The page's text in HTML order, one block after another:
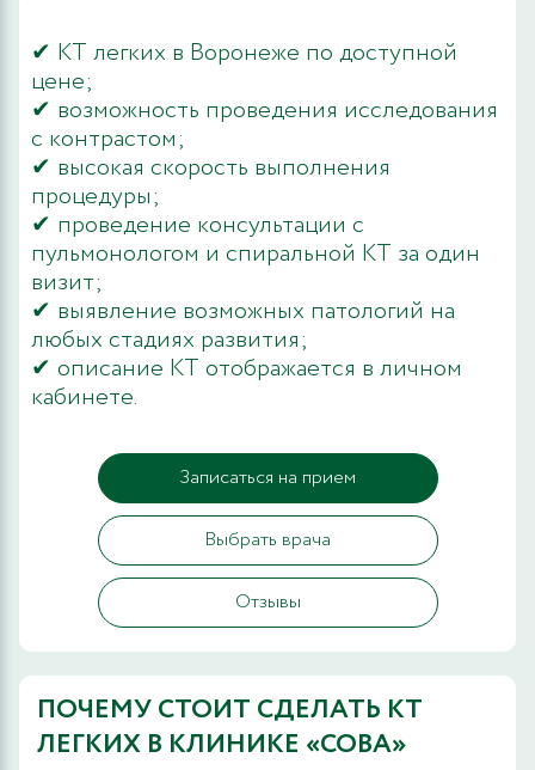
✔ КТ легких в Воронеже по доступной
цене;
✔ возможность проведения исследования
с контрастом;
✔ высокая скорость выполнения
процедуры;
✔ проведение консультации с
пульмонологом и спиральной КТ за один
визит;
✔ выявление возможных патологий на
любых стадиях развития;
✔ описание КТ отображается в личном
кабинете.
Записаться на прием
Выбрать врача
Отзывы
ПОЧЕМУ СТОИТ СДЕЛАТЬ КТ
ЛЕГКИХ В КЛИНИКЕ «СОВА»